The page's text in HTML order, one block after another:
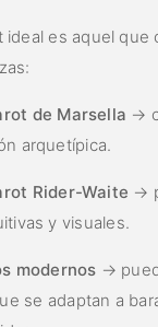
ideal es aquel que
de Marsella →
arquetípica.
Rider-Waite →
y visuales.
modernos →
se adaptan a